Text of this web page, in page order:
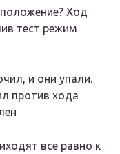
Ход
тест режим
и они упали.
против хода
все равно к